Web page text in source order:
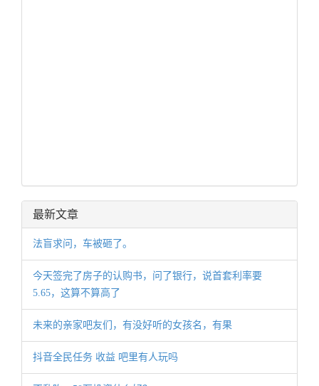
最新文章
法盲求问，车被砸了。
今天签完了房子的认购书，问了银行，说首套利率要
5.65，这算不算高了
未来的亲家吧友们，有没好听的女孩名，有果
抖音全民任务 收益 吧里有人玩吗